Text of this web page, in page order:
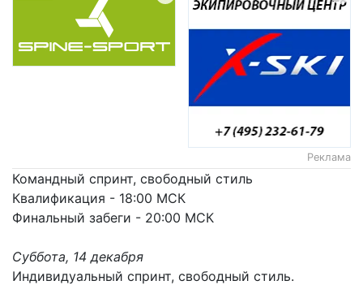
Реклама
Командный спринт, свободный стиль
Квалификация - 18:00 МСК
Финальный забеги - 20:00 МСК
Суббота, 14 декабря
Индивидуальный спринт, свободный стиль.